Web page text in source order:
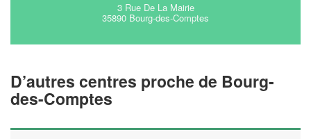
3 Rue De La Mairie
35890 Bourg-des-Comptes
D’autres centres proche de Bourg-
des-Comptes